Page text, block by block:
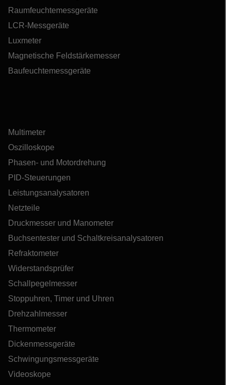
Raumfeuchtemessgeräte
LCR-Messgeräte
Luxmeter
Magnetische Feldstärkemesser
Baufeuchtemessgeräte
Multimeter
Oszilloskope
Phasen- und Motordrehung
PID-Steuerungen
Leistungsanalysatoren
Netzteile
Druckmesser und Manometer
Buchsentester und Schaltkreisanalysatoren
Refraktometer
Widerstandsprüfer
Schallpegelmesser
Stoppuhren, Timer und Uhren
Drehzahlmesser
Thermometer
Dickenmessgeräte
Schwingungsmessgeräte
Videoskope